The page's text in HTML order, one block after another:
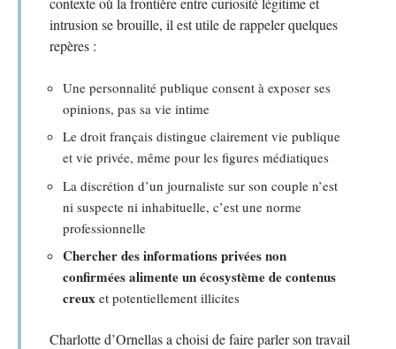
intrusion se brouille, il est utile de rappeler quelques
repères :
Une personnalité publique consent à exposer ses
opinions, pas sa vie intime
Le droit français distingue clairement vie publique
et vie privée, même pour les figures médiatiques
La discrétion d’un journaliste sur son couple n’est
ni suspecte ni inhabituelle, c’est une norme
professionnelle
Chercher des informations privées non
confirmées alimente un écosystème de contenus
creux et potentiellement illicites
Charlotte d’Ornellas a choisi de faire parler son travail